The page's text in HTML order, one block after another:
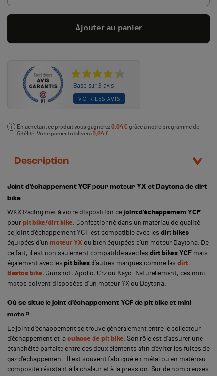
Ajouter au panier
Basé sur 3 avis
VOIR LES AVIS
En achetant ce produit vous gagnerez0,04 € grâce à notre programme de
fidélité. Votre panier totalisera0,04 €
Description
Joint d’échappement YCF pour moteur YX et Daytona de dirt
bike
WKX Racing met à votre disposition ce joint d’échappement YCF
pour pit bike/dirt bike . Confectionné dans un matériau de qualité,
ce joint d’échappement YCF est compatible avec les dirt bikes
équipées d’un moteur YX ou bien équipées d’un moteur Daytona. De
ce fait, il est non seulement compatible avec les dirt bikes YCF mais
également avec les pit bikes d’autres marques comme les dirt
Bastos bike, Gunshot, Apollo, Crz ou Kayo. Naturellement, ces mini
motos doivent disposées d’un moteur YX ou Daytona.
Où se situe le joint d’échappement YCF de pit bike et mini
moto ?
Le joint d'échappement se trouve généralement entre le collecteur
d'échappement et la culasse de pit bike . Son rôle est d'assurer une
étanchéité parfaite entre ces deux éléments afin d'éviter les fuites de
gaz d'échappement. Il est souvent fabriqué en métal ou en matériau
composite résistant à la chaleur et à la pression. Sur de nombreuses